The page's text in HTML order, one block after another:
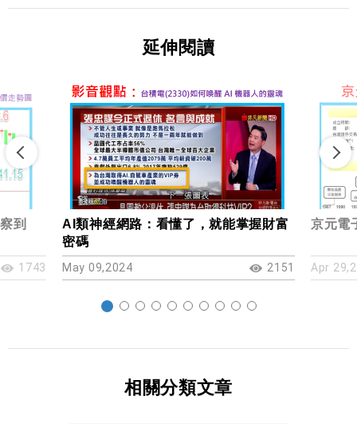
延伸閱讀
到
1743
AI類神經網路：看懂了，就能掌握財富
密碼
May 09,2024 2151
京元電
Apr
相關分類文章